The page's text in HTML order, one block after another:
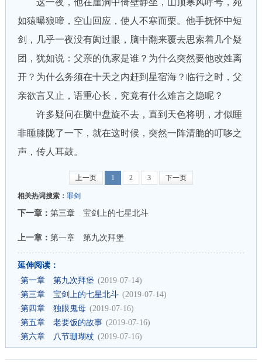
这一夜，他在崖洞中倚壁静坐，山顶寒风呼号，宛
如猿曝狼啼，空山回应，使人不寒而栗。他手抚怀中短
剑，几乎一夜没有阂过眼，脑中翻来覆去思索着几个疑
团，犹如说：父亲的仇家是谁？为什么突然要他改姓离
开？为什么务须在十天之内赶到星宿海？临行之时，父
亲欲言又止，语重心长，究竟有什么难言之隐呢？
许多疑问在脑中盘旋不去，直到天色将明，才似睡
非睡膝陇了一下，就在这时候，突然一阵清脆的叮哆之
声，传人耳鼓。
上一页 1 2 3 下一页
相关热词搜索： 罪剑
下一章： 第三章 宝剑上的七星北斗
上一章： 第一章 第九次拜堡
延伸阅读：
·第一章 第九次拜堡 (2019-07-14)
·第三章 宝剑上的七星北斗 (2019-07-14)
·第四章 独眼鬼母 (2019-07-16)
·第五章 老要饭的故事 (2019-07-16)
·第六章 八节珊瑚杖 (2019-07-16)